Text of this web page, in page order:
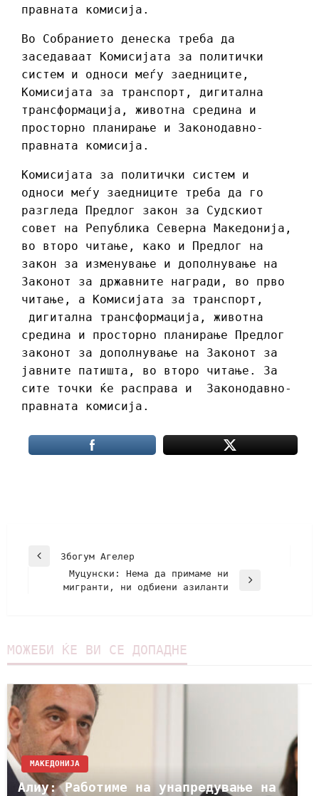
правната комисија.
Во Собранието денеска треба да
заседаваат Комисијата за политички
систем и односи меѓу заедниците,
Комисијата за транспорт, дигитална
трансформација, животна средина и
просторно планирање и Законодавно-
правната комисија.
Комисијата за политички систем и
односи меѓу заедниците треба да го
разгледа Предлог закон за Судскиот
совет на Република Северна Македонија,
во второ читање, како и Предлог на
закон за изменување и дополнување на
Законот за државните награди, во прво
читање, а Комисијата за транспорт,
дигитална трансформација, животна
средина и просторно планирање Предлог
законот за дополнување на Законот за
јавните патишта, во второ читање. За
сите точки ќе расправа и Законодавно-
правната комисија.
Збогум Агелер
Муцунски: Нема да примаме ни
мигранти, ни одбиени азиланти
МОЖЕБИ ЌЕ ВИ СЕ ДОПАДНЕ
МАКЕДОНИЈА
Алиу: Работиме на унапредување на